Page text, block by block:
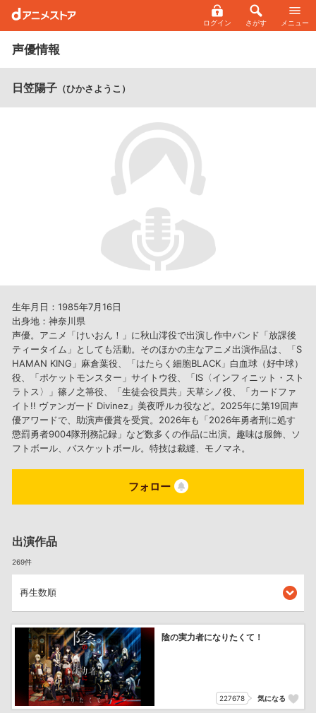
ログイン さがす メニュー
声優情報
日笠陽子（ひかさようこ）
生年月日：1985年7月16日
出身地：神奈川県
声優。アニメ「けいおん！」に秋山澪役で出演し作中バンド「放課後
ティータイム」としても活動。そのほかの主なアニメ出演作品は、「S
HAMAN KING」麻倉葉役、「はたらく細胞BLACK」白血球（好中球）
役、「ポケットモンスター」サイトウ役、「IS〈インフィニット・スト
ラトス〉」篠ノ之箒役、「生徒会役員共」天草シノ役、「カードファ
イト!! ヴァンガード Divinez」美夜呼ルカ役など。2025年に第19回声
優アワードで、助演声優賞を受賞。2026年も「2026年勇者刑に処す
懲罰勇者9004隊刑務記録」など数多くの作品に出演。趣味は服飾、ソ
フトボール、バスケットボール。特技は裁縫、モノマネ。
フォロー
出演作品
269件
陰の実力者になりたくて！
227678 気になる